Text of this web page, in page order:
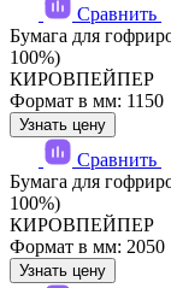
Сравнить
Бумага для
100%)
КИРОВПЕЙПЕР
Формат в мм: 1150
Узнать цену
Сравнить
Бумага для
100%)
КИРОВПЕЙПЕР
Формат в мм: 2050
Узнать цену